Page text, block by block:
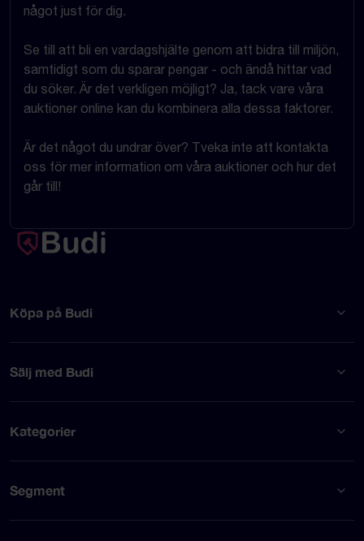
något just för dig.
Se till att bli en vardagshjälte genom att bidra till miljön,
samtidigt som du sparar pengar - och ändå hittar vad
du söker. Är det verkligen möjligt? Ja, tack vare våra
auktioner online kan du kombinera alla dessa faktorer.
Är det något du undrar över? Tveka inte att kontakta
oss för mer information om våra auktioner och hur det
går till!
Köpa på Budi
Sälj med Budi
Kategorier
Segment